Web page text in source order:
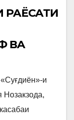
РАЁСАТИ
ВА
и
Нозакзода,